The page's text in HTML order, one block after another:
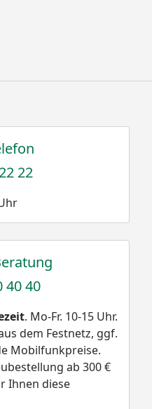
22
40 40
. Mo-Fr. 10-15 Uhr.
dem Festnetz, ggf.
Mobilfunkpreise.
ab 300 €
Ihnen diese